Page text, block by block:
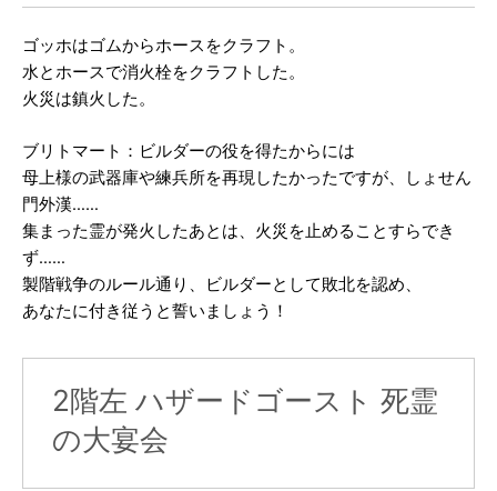
ゴッホはゴムからホースをクラフト。
水とホースで消火栓をクラフトした。
火災は鎮火した。
ブリトマート：ビルダーの役を得たからには
母上様の武器庫や練兵所を再現したかったですが、しょせん
門外漢……
集まった霊が発火したあとは、火災を止めることすらでき
ず……
製階戦争のルール通り、ビルダーとして敗北を認め、
あなたに付き従うと誓いましょう！
2階左 ハザードゴースト 死霊
の大宴会